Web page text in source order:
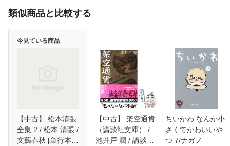
類似商品と比較する
【中古】 松本清張
全集 2 / 松本 清張 /
文藝春秋 [単行本]
今見ている商品
【中古】 架空通貨
（講談社文庫） /
池井戸 潤 / 講談社
ちいかわ なんか小
さくてかわいいや
つ 7/ナガノ